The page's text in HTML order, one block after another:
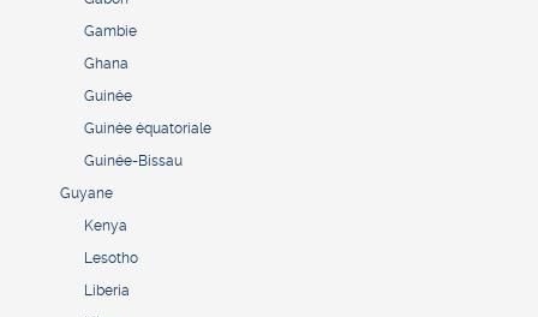
Gambie
Ghana
Guinée
Guinée équatoriale
Guinée-Bissau
Guyane
Kenya
Lesotho
Liberia